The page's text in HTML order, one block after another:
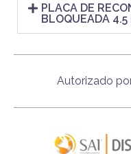
PLACA DE
BLOQUEADA
Autorizado